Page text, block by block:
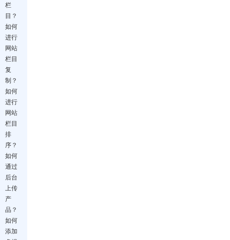
栏
目？
如何
进行
网站
栏目
复
制？
如何
进行
网站
栏目
排
序？
如何
通过
后台
上传
产
品？
如何
添加